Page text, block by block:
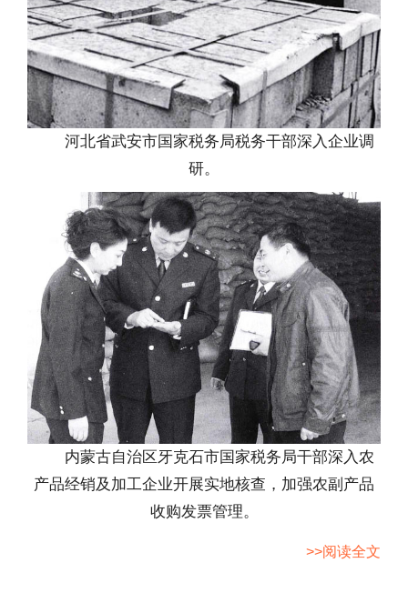
河北省武安市国家税务局税务干部深入企业调
研。
内蒙古自治区牙克石市国家税务局干部深入农
产品经销及加工企业开展实地核查，加强农副产品
收购发票管理。
>>阅读全文